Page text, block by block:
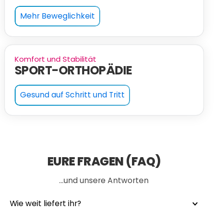
Mehr Beweglichkeit
Komfort und Stabilität
SPORT-ORTHOPÄDIE
Gesund auf Schritt und Tritt
EURE FRAGEN (FAQ)
…und unsere Antworten
Wie weit liefert ihr?